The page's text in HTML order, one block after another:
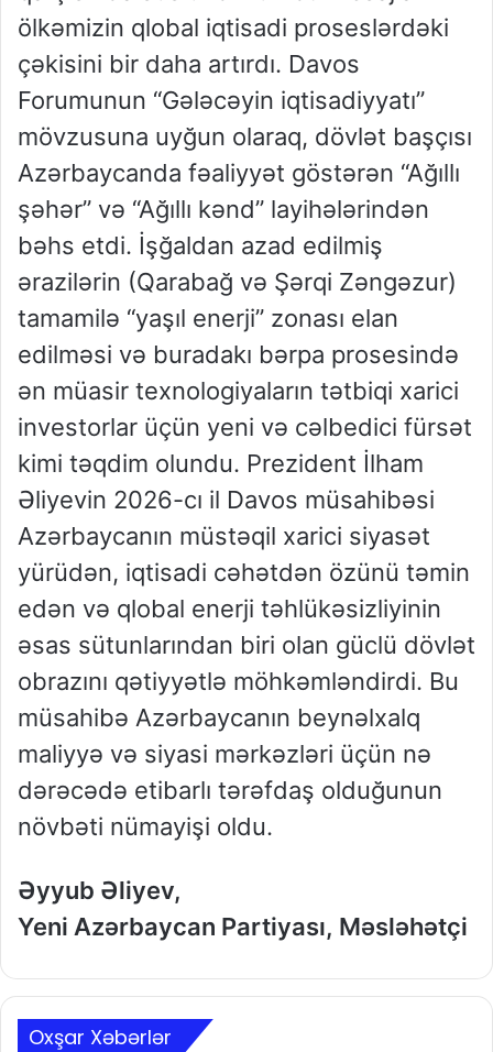
ölkəmizin qlobal iqtisadi proseslərdəki
çəkisini bir daha artırdı. Davos
Forumunun “Gələcəyin iqtisadiyyatı”
mövzusuna uyğun olaraq, dövlət başçısı
Azərbaycanda fəaliyyət göstərən “Ağıllı
şəhər” və “Ağıllı kənd” layihələrindən
bəhs etdi. İşğaldan azad edilmiş
ərazilərin (Qarabağ və Şərqi Zəngəzur)
tamamilə “yaşıl enerji” zonası elan
edilməsi və buradakı bərpa prosesində
ən müasir texnologiyaların tətbiqi xarici
investorlar üçün yeni və cəlbedici fürsət
kimi təqdim olundu. Prezident İlham
Əliyevin 2026-cı il Davos müsahibəsi
Azərbaycanın müstəqil xarici siyasət
yürüdən, iqtisadi cəhətdən özünü təmin
edən və qlobal enerji təhlükəsizliyinin
əsas sütunlarından biri olan güclü dövlət
obrazını qətiyyətlə möhkəmləndirdi. Bu
müsahibə Azərbaycanın beynəlxalq
maliyyə və siyasi mərkəzləri üçün nə
dərəcədə etibarlı tərəfdaş olduğunun
növbəti nümayişi oldu.
Əyyub Əliyev,
Yeni Azərbaycan Partiyası, Məsləhətçi
Oxşar Xəbərlər